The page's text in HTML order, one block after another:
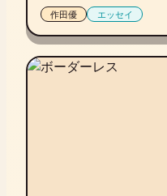
作田優 エッセイ